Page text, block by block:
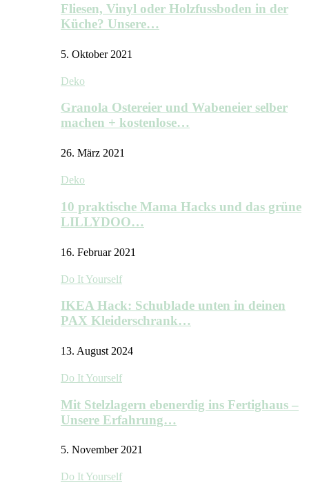
Fliesen, Vinyl oder Holzfussboden in der
Küche? Unsere…
5. Oktober 2021
Deko
Granola Ostereier und Wabeneier selber
machen + kostenlose…
26. März 2021
Deko
10 praktische Mama Hacks und das grüne
LILLYDOO…
16. Februar 2021
Do It Yourself
IKEA Hack: Schublade unten in deinen
PAX Kleiderschrank…
13. August 2024
Do It Yourself
Mit Stelzlagern ebenerdig ins Fertighaus –
Unsere Erfahrung…
5. November 2021
Do It Yourself